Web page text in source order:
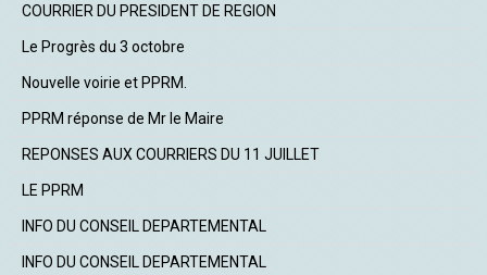
COURRIER DU PRESIDENT DE REGION
Le Progrès du 3 octobre
Nouvelle voirie et PPRM.
PPRM réponse de Mr le Maire
REPONSES AUX COURRIERS DU 11 JUILLET
LE PPRM
INFO DU CONSEIL DEPARTEMENTAL
INFO DU CONSEIL DEPARTEMENTAL